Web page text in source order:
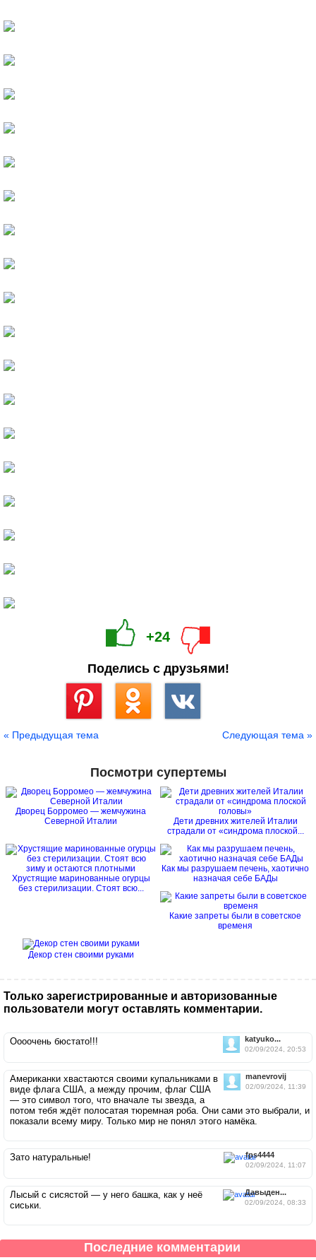
+24
Поделись с друзьями!
« Предыдущая тема Следующая тема »
Посмотри супертемы
Дворец Борромео — жемчужина
Северной Италии
Дети древних жителей Италии
страдали от «синдрома плоской...
Хрустящие маринованные огурцы
без стерилизации. Стоят всю...
Как мы разрушаем печень, хаотично
назначая себе БАДы
Какие запреты были в советское
временя
Декор стен своими руками
Только зарегистрированные и авторизованные
пользователи могут оставлять комментарии.
katyuko...
02/09/2024, 20:53
Оооочень бюстато!!!
manevrovij
02/09/2024, 11:39
Американки хвастаются своими купальниками в
виде флага США, а между прочим, флаг США
— это символ того, что вначале ты звезда, а
потом тебя ждёт полосатая тюремная роба. Они сами это выбрали, и
показали всему миру. Только мир не понял этого намёка.
fps4444
02/09/2024, 11:07
Зато натуральные!
Давыден...
02/09/2024, 08:33
Лысый с сисястой — у него башка, как у неё
сиськи.
Последние комментарии